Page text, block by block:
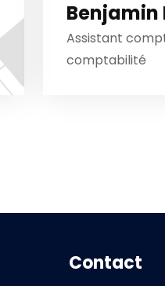
Benjamin
Assistant
comptabilité
Contact